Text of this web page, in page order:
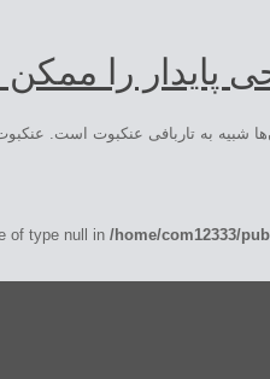
به تاربافی عنکبوت است.
of type null in /home/com12333/